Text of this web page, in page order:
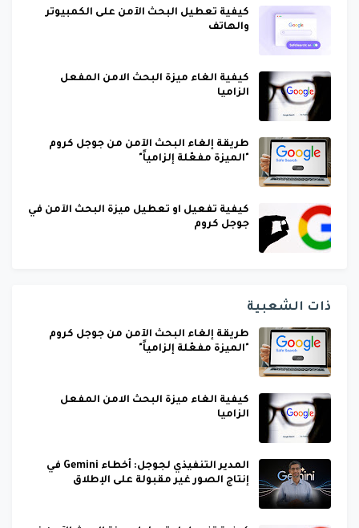
كيفية تعطيل البحث الآمن على الكمبيوتر
والهاتف
كيفية الغاء ميزة البحث الامن المفعل
الزاميا
طريقة إلغاء البحث الآمن من جوجل كروم
"الميزة مفعّلة إلزامياً"
كيفية تفعيل او تعطيل ميزة البحث الآمن في
جوجل كروم
ذات الشعبية
طريقة إلغاء البحث الآمن من جوجل كروم
"الميزة مفعّلة إلزامياً"
كيفية الغاء ميزة البحث الامن المفعل
الزاميا
المدير التنفيذي لجوجل: أخطاء Gemini في
إنتاج الصور غير مقبولة على الإطلاق